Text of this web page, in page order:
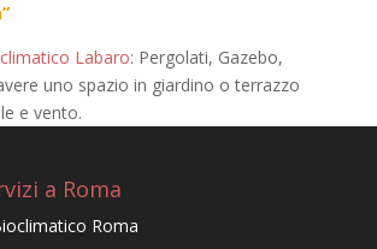
Labaro: Pergolati, Gazebo,
uno spazio in giardino o terrazzo
e vento.
a Roma
Roma